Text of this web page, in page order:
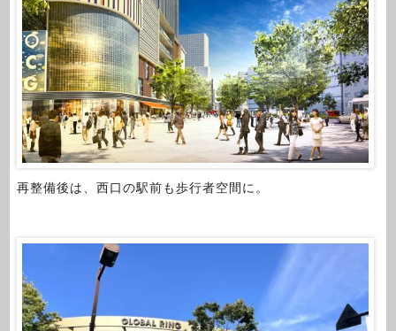
再整備後は、西口の駅前も歩行者空間に。